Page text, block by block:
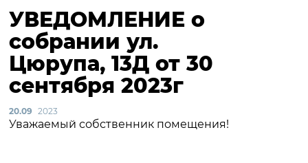
УВЕДОМЛЕНИЕ о
собрании ул.
Цюрупа, 13Д от 30
сентября 2023г
20.09 2023
Уважаемый собственник помещения!